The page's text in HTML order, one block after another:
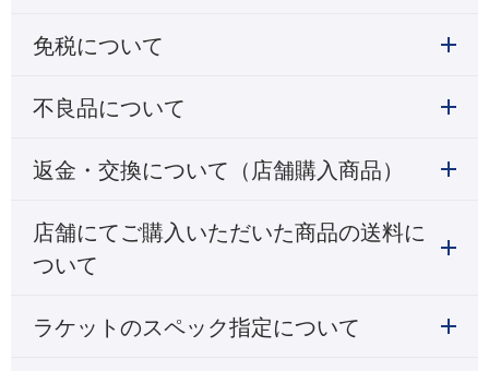
免税について
不良品について
返金・交換について（店舗購入商品）
店舗にてご購入いただいた商品の送料に
ついて
ラケットのスペック指定について